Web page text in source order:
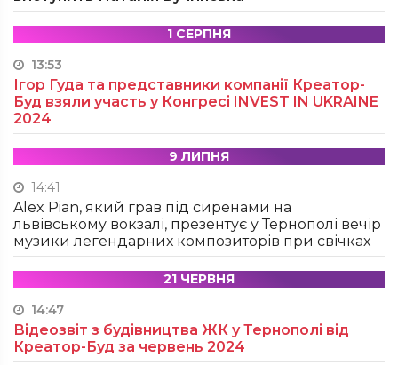
1 СЕРПНЯ
13:53
Ігор Гуда та представники компанії Креатор-
Буд взяли участь у Конгресі INVEST IN UKRAINE
2024
9 ЛИПНЯ
14:41
Alex Pian, який грав під сиренами на
львівському вокзалі, презентує у Тернополі вечір
музики легендарних композиторів при свічках
21 ЧЕРВНЯ
14:47
Відеозвіт з будівництва ЖК у Тернополі від
Креатор-Буд за червень 2024